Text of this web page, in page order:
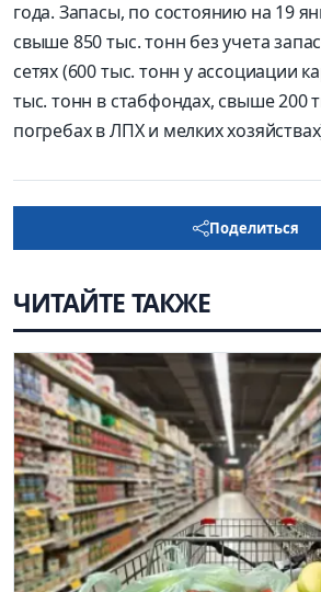
года. Запасы, по состоянию на 19
свыше 850 тыс. тонн без учета
сетях (600 тыс. тонн у ассоциации
тыс. тонн в стабфондах, свыше 200
погребах в ЛПХ и мелких
Поделиться
ЧИТАЙТЕ ТАКЖЕ